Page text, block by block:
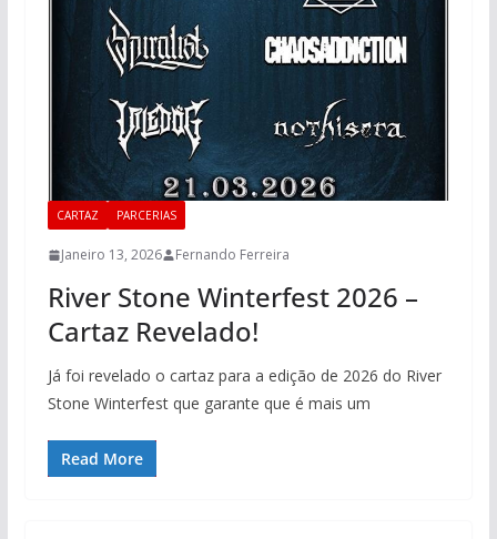
CARTAZ PARCERIAS
Janeiro 13, 2026 Fernando Ferreira
River Stone Winterfest 2026 –
Cartaz Revelado!
Já foi revelado o cartaz para a edição de 2026 do River
Stone Winterfest que garante que é mais um
Read More